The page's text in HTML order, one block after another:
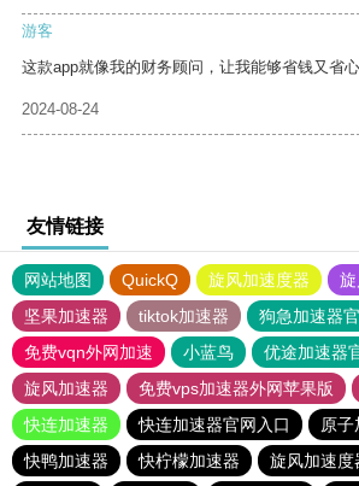
游客
这款app就像我的财务顾问，让我能够省钱又省心
2024-08-24
友情链接
网站地图 QuickQ 旋风加速度器
坚果加速器
tiktok加速器
狗急加速器
免费vqn外网加速
小蓝鸟 优途加速器
旋风加速器
免费vps加速器外网苹果版
快连加速器
快连加速器官网入口
原子
快鸭加速器
快柠檬加速器 旋风加速度